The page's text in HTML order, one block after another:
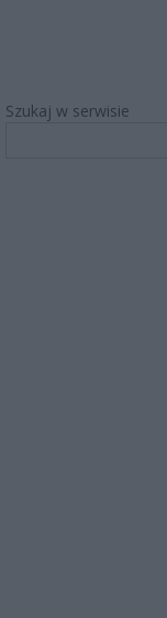
Szukaj w serwisie